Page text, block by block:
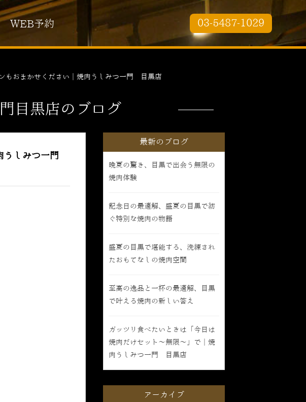
WEB予約 03-5487-1029
もおまかせください｜焼肉うしみつ一門 目黒店
目黒店のブログ
うしみつ一門
最新のブログ
晩夏の驚き、目黒で出会う無限の
焼肉体験
記念日の最適解、盛夏の目黒で紡
ぐ特別な焼肉の物語
盛夏の目黒で堪能する、洗練され
たおもてなしの焼肉空間
至高の逸品と一杯の最適解、目黒
で叶える焼肉の新しい答え
ガッツリ食べたいときは「今日は
焼肉だけセット〜無限〜」で｜焼
肉うしみつ一門 目黒店
アーカイブ